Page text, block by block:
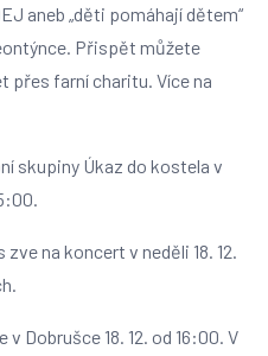
aneb „děti pomáhají dětem“
Přispět můžete
přes farní charitu. Více na
skupiny Úkaz do kostela v
na koncert v neděli 18. 12.
Dobrušce 18. 12. od 16:00. V